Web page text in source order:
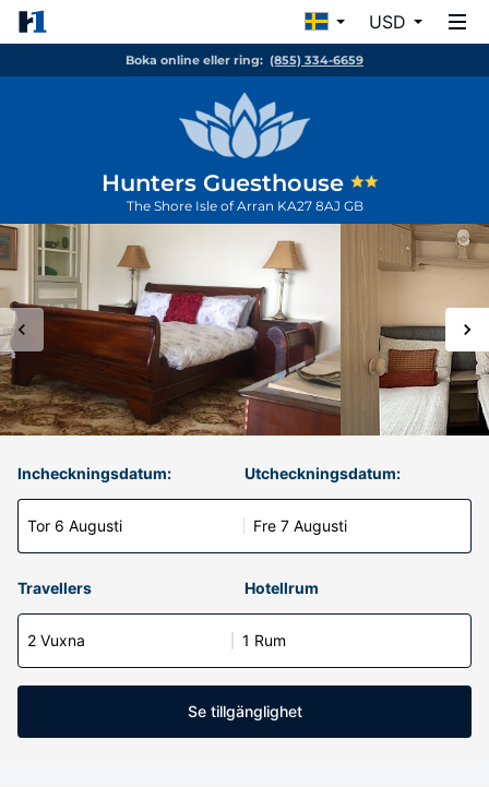
USD
Boka online eller ring: (855) 334-6659
Hunters Guesthouse
The Shore Isle of Arran KA27 8AJ GB
Incheckningsdatum:
Tor 6 Augusti
Utcheckningsdatum:
Fre 7 Augusti
Travellers Hotellrum
2 Vuxna 1 Rum
Se tillgänglighet